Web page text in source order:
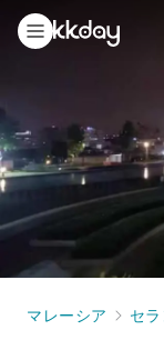
マレーシア セ